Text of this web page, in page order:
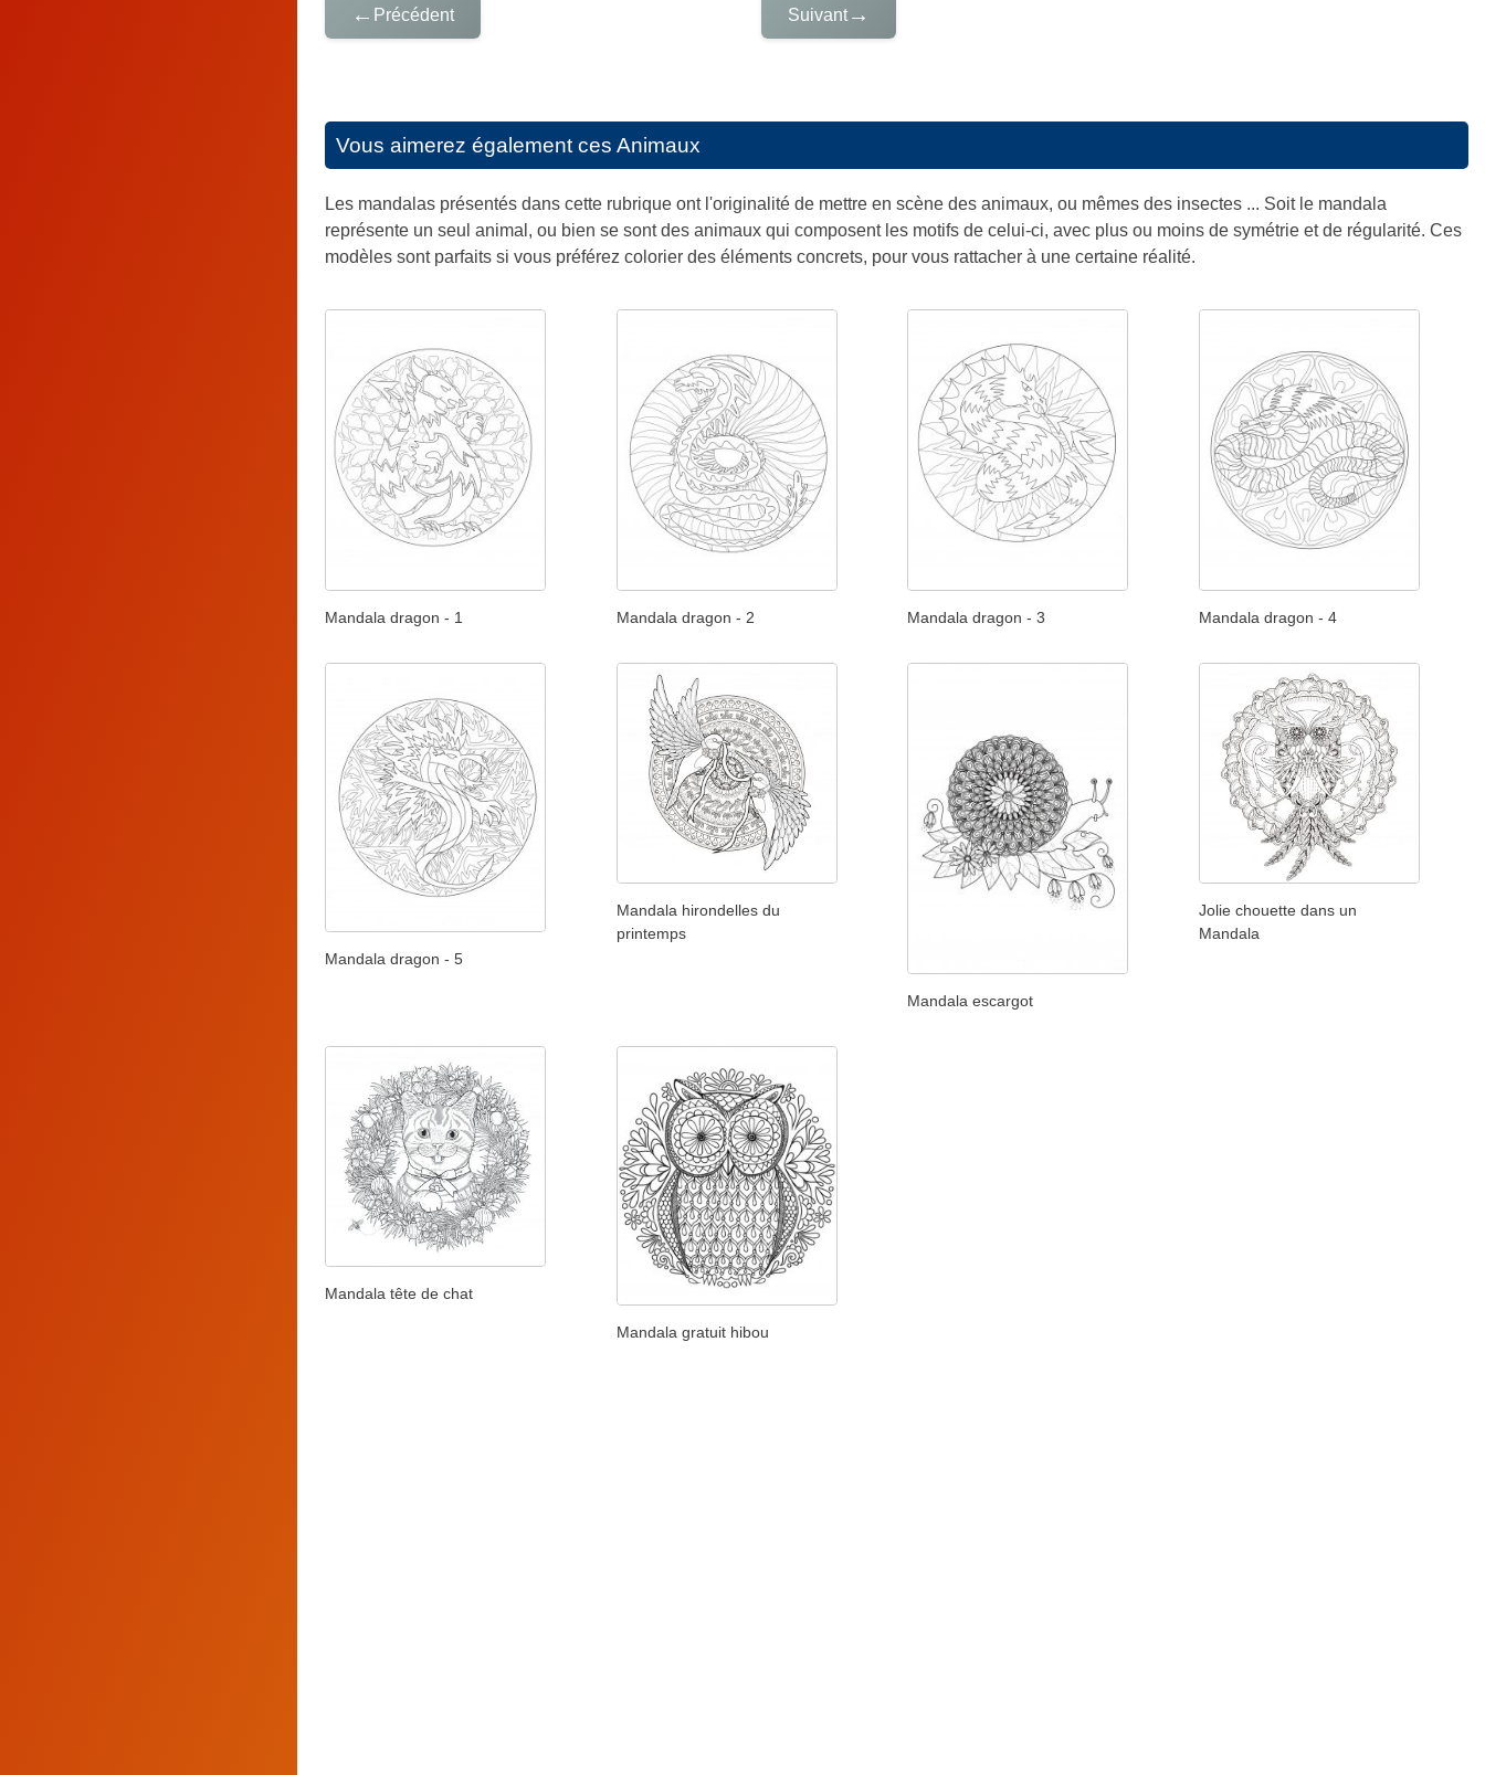
← Précédent Suivant→
Vous aimerez également ces Animaux
Les mandalas présentés dans cette rubrique ont l'originalité de mettre en scène des animaux, ou mêmes des insectes ... Soit le mandala
représente un seul animal, ou bien se sont des animaux qui composent les motifs de celui-ci, avec plus ou moins de symétrie et de régularité. Ces
modèles sont parfaits si vous préférez colorier des éléments concrets, pour vous rattacher à une certaine réalité.
Mandala dragon - 1 Mandala dragon - 2 Mandala dragon - 3 Mandala dragon - 4
Mandala dragon - 5
Mandala hirondelles du
printemps
Mandala escargot
Jolie chouette dans un
Mandala
Mandala tête de chat
Mandala gratuit hibou